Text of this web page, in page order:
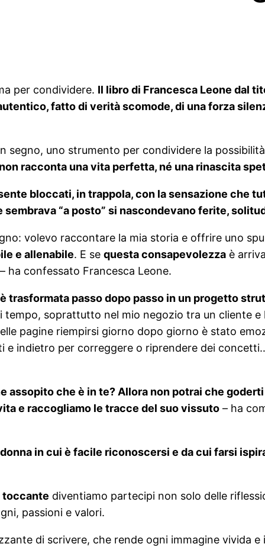
per condividere. Il libro di Francesca Leone dal
fatto di verità scomode, di una forza
segno, uno strumento per condividere la
racconta una vita perfetta, né una rinascita
bloccati, in trappola, con la sensazione che
“a posto” si nascondevano ferite,
volevo raccontare la mia storia e offrire uno
e allenabile. E se questa consapevolezza è
– ha confessato Francesca Leone.
trasformata passo dopo passo in un progetto
soprattutto nel mio negozio tra un cliente e
pagine riempirsi giorno dopo giorno è stato
indietro per correggere o riprendere dei
assopito che è in te? Allora non potrai che
e raccogliamo le tracce del suo vissuto – ha
in cui è facile riconoscersi e da cui farsi
toccante diventiamo partecipi non solo delle
passioni e valori.
di scrivere, che rende ogni immagine vivida